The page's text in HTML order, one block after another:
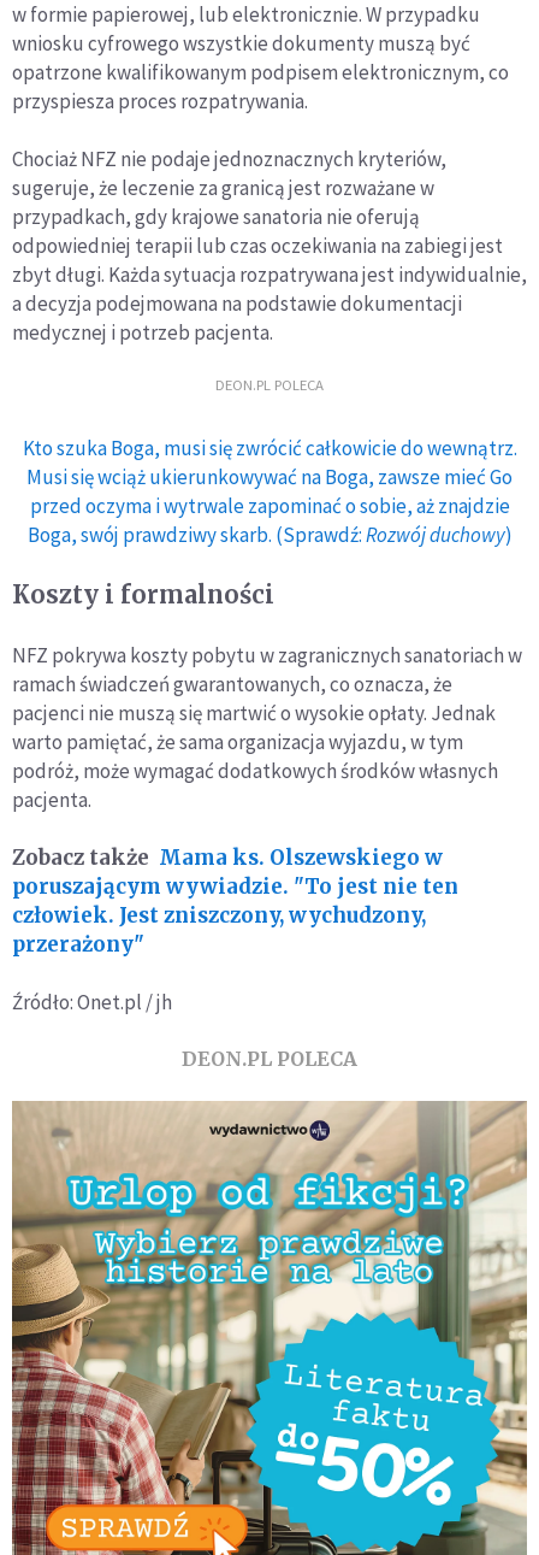
w formie papierowej, lub elektronicznie. W przypadku
wniosku cyfrowego wszystkie dokumenty muszą być
opatrzone kwalifikowanym podpisem elektronicznym, co
przyspiesza proces rozpatrywania.
Chociaż NFZ nie podaje jednoznacznych kryteriów,
sugeruje, że leczenie za granicą jest rozważane w
przypadkach, gdy krajowe sanatoria nie oferują
odpowiedniej terapii lub czas oczekiwania na zabiegi jest
zbyt długi. Każda sytuacja rozpatrywana jest indywidualnie,
a decyzja podejmowana na podstawie dokumentacji
medycznej i potrzeb pacjenta.
DEON.PL POLECA
Kto szuka Boga, musi się zwrócić całkowicie do wewnątrz.
Musi się wciąż ukierunkowywać na Boga, zawsze mieć Go
przed oczyma i wytrwale zapominać o sobie, aż znajdzie
Boga, swój prawdziwy skarb. (Sprawdź:Rozwój duchowy)
Koszty i formalności
NFZ pokrywa koszty pobytu w zagranicznych sanatoriach w
ramach świadczeń gwarantowanych, co oznacza, że
pacjenci nie muszą się martwić o wysokie opłaty. Jednak
warto pamiętać, że sama organizacja wyjazdu, w tym
podróż, może wymagać dodatkowych środków własnych
pacjenta.
Zobacz także Mama ks. Olszewskiego w
poruszającym wywiadzie. "To jest nie ten
człowiek. Jest zniszczony, wychudzony,
przerażony"
Źródło: Onet.pl / jh
DEON.PL POLECA